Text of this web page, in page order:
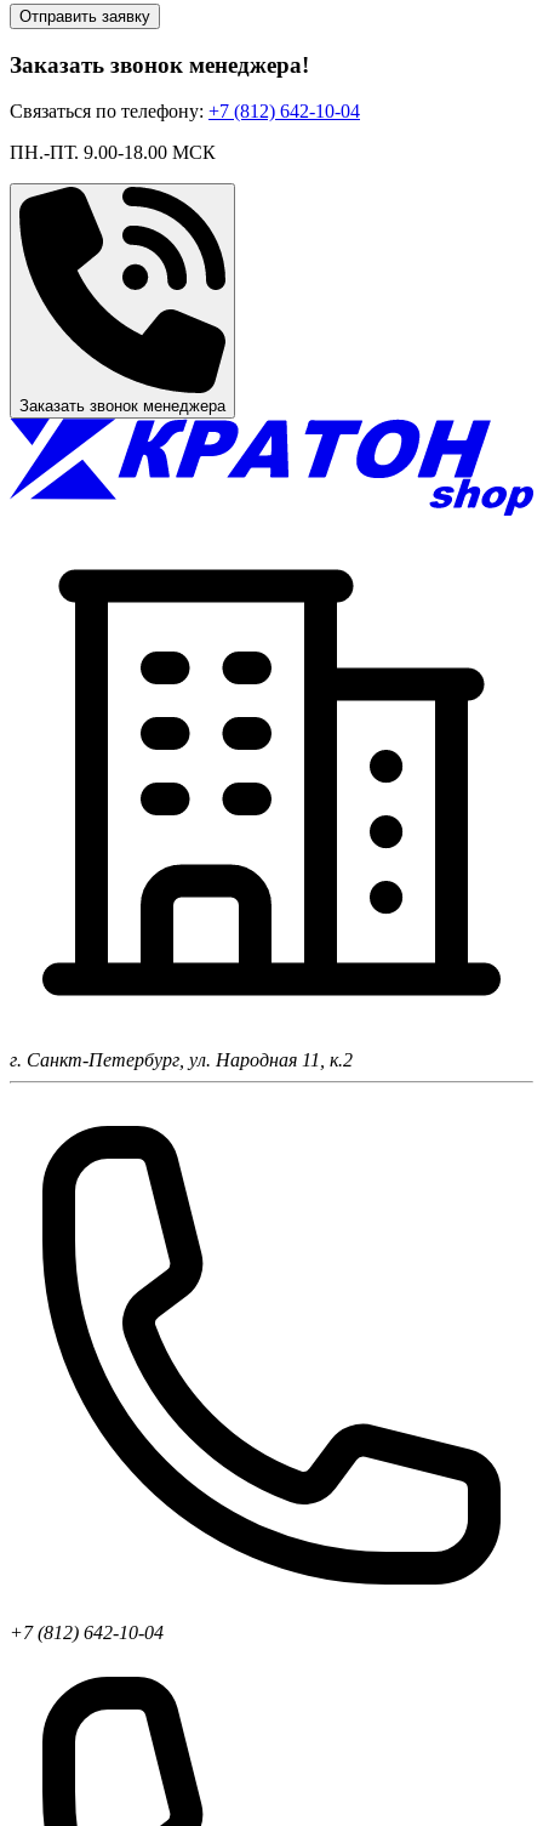
Отправить заявку
Заказать звонок менеджера!
Связаться по телефону: +7 (812) 642-10-04
ПН.-ПТ. 9.00-18.00 МСК
Заказать звонок менеджера
г. Санкт-Петербург, ул. Народная 11, к.2
+7 (812) 642-10-04